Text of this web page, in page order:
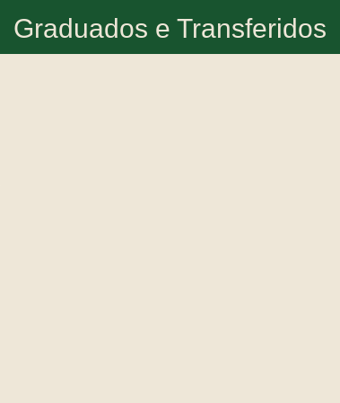
Graduados e Transferidos